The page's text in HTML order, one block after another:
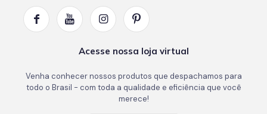
Acesse nossa loja virtual
Venha conhecer nossos produtos que despachamos para
todo o Brasil - com toda a qualidade e eficiência que você
merece!